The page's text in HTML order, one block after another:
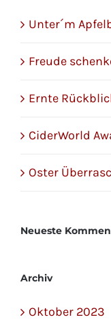
Unter´m
Freude
Ernte
CiderWorld
Oster
Neueste
Archiv
Oktober 2023